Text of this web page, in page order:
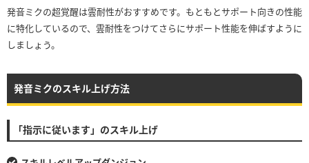
発音ミクの超覚醒は雲耐性がおすすめです。もともとサポート向きの性能
に特化しているので、雲耐性をつけてさらにサポート性能を伸ばすように
しましょう。
発音ミクのスキル上げ方法
「指示に従います」のスキル上げ